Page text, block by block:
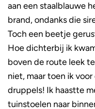
aan een staalblauwe
brand, ondanks die
Toch een beetje
Hoe dichterbij ik
boven de route leek
niet, maar toen ik
druppels! Ik haastte
tuinstoelen naar